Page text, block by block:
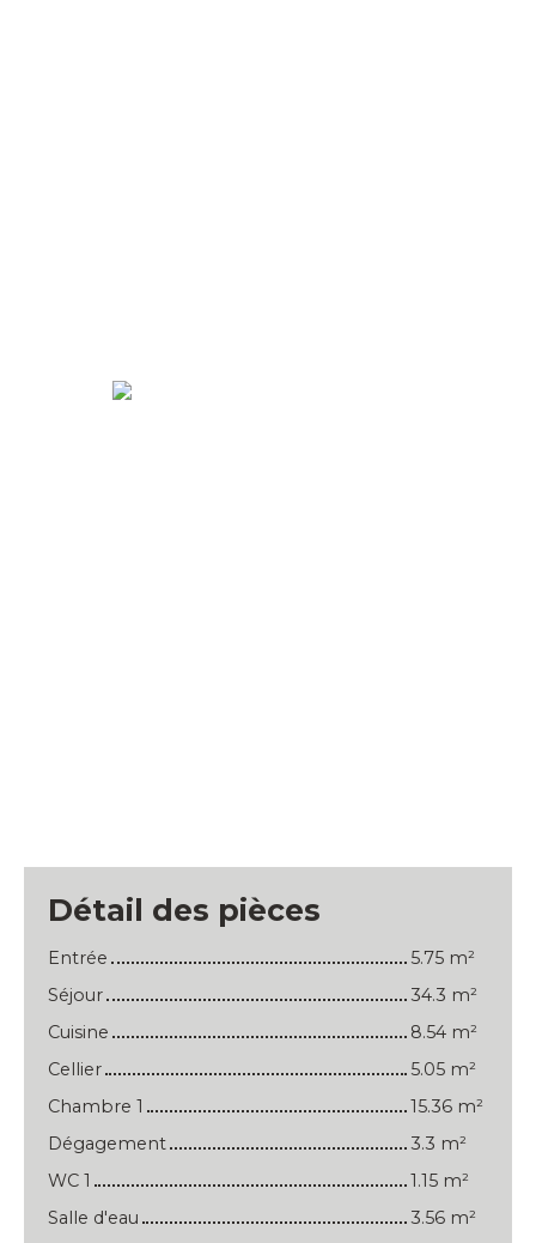
Détail des pièces
Entrée
5.75 m²
Séjour
34.3 m²
Cuisine
8.54 m²
Cellier
5.05 m²
Chambre 1
15.36 m²
Dégagement
3.3 m²
WC 1
1.15 m²
Salle d'eau
3.56 m²